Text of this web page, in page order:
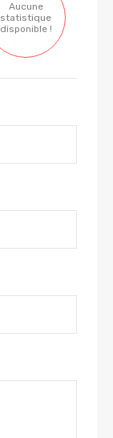
Aucune
statistique
disponible !